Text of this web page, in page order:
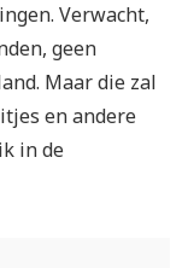
Verwacht,
geen
Maar die zal
en andere
in de